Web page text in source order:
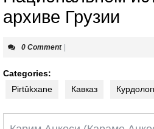
архиве Грузии
0 Comment
Categories:
Pirtûkxane
Кавказ